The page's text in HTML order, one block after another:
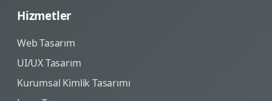
Hizmetler
Web Tasarım
UI/UX Tasarım
Kurumsal Kimlik Tasarımı